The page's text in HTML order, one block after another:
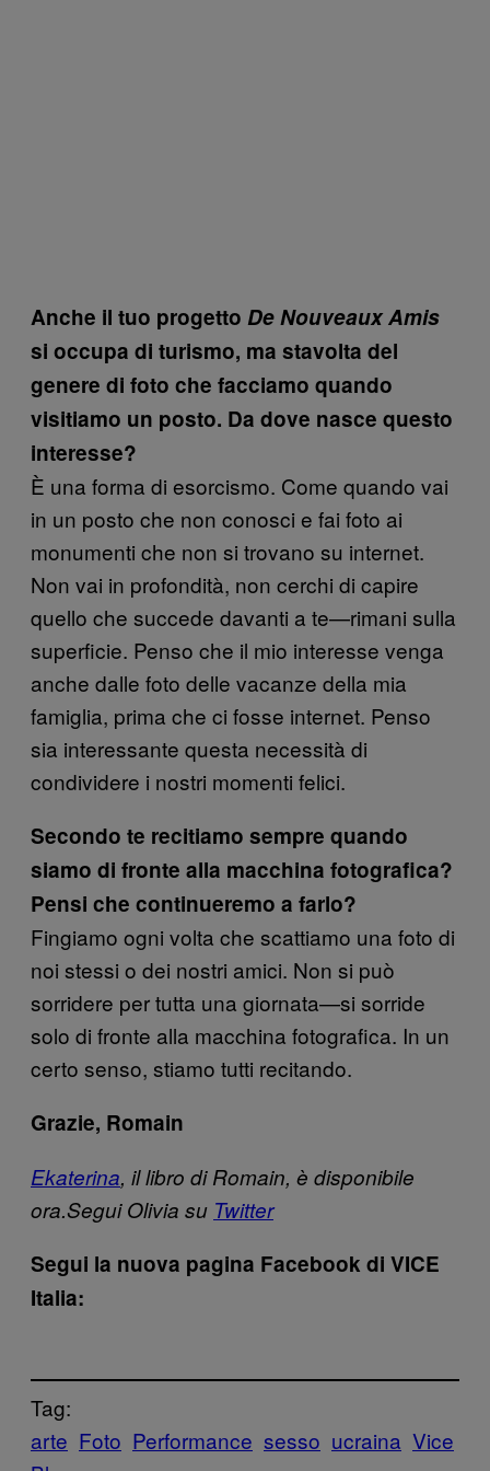
Anche il tuo progetto De Nouveaux Amis
si occupa di turismo, ma stavolta del
genere di foto che facciamo quando
visitiamo un posto. Da dove nasce questo
interesse?
È una forma di esorcismo. Come quando vai
in un posto che non conosci e fai foto ai
monumenti che non si trovano su internet.
Non vai in profondità, non cerchi di capire
quello che succede davanti a te—rimani sulla
superficie. Penso che il mio interesse venga
anche dalle foto delle vacanze della mia
famiglia, prima che ci fosse internet. Penso
sia interessante questa necessità di
condividere i nostri momenti felici.
Secondo te recitiamo sempre quando
siamo di fronte alla macchina fotografica?
Pensi che continueremo a farlo?
Fingiamo ogni volta che scattiamo una foto di
noi stessi o dei nostri amici. Non si può
sorridere per tutta una giornata—si sorride
solo di fronte alla macchina fotografica. In un
certo senso, stiamo tutti recitando.
Grazie, Romain
Ekaterina, il libro di Romain, è disponibile
ora.Segui Olivia su Twitter
Segui la nuova pagina Facebook di VICE
Italia:
Tag:
arte Foto Performance sesso ucraina Vice